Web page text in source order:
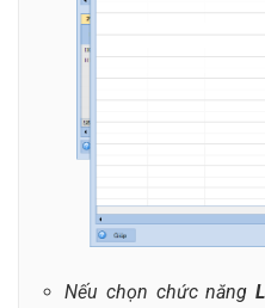
Nếu chọn chức năng